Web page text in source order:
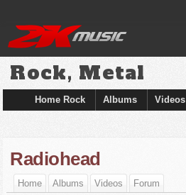
Rock, Metal
Home Rock Albums Videos
Radiohead
Home Albums Videos Forum